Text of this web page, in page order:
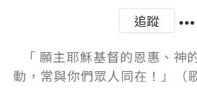
追蹤
「 願主耶穌基督的恩惠、神
動，常與你們眾人同在！」（